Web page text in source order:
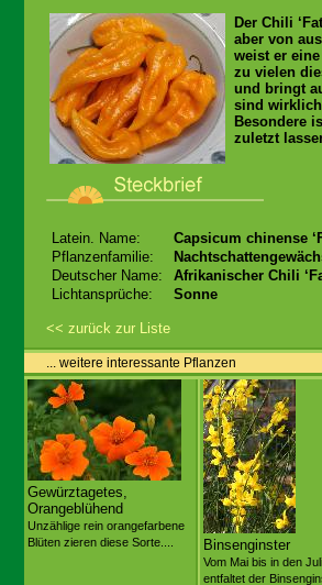
Der Chili
aber von
weist er
zu vielen
und bringt
sind wirklich
Besondere
zuletzt
Latein. Name:
Capsicum chinense
Pflanzenfamilie:
Deutscher Name:
Afrikanischer Chili
Lichtansprüche:
Sonne
<< zurück zur Liste
... weitere interessante Pflanzen
Gewürztagetes,
Orangeblühend
Unzählige rein orangefarbene
Blüten zieren diese Sorte....
Binsenginster
Vom Mai bis in den Juli
entfaltet der